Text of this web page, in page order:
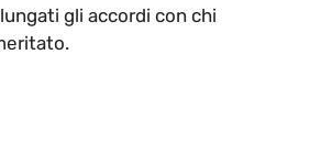
gli accordi con chi